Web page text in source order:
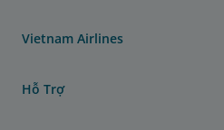
Vietnam Airlines
Hỗ Trợ